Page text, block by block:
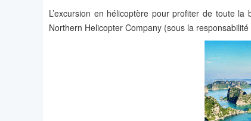
L’excursion en hélicoptère pour profiter de toute
Northern Helicopter Company (sous la